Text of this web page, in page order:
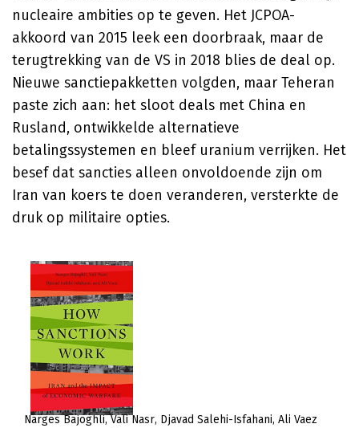
nucleaire ambities op te geven. Het JCPOA-
akkoord van 2015 leek een doorbraak, maar de
terugtrekking van de VS in 2018 blies de deal op.
Nieuwe sanctiepakketten volgden, maar Teheran
paste zich aan: het sloot deals met China en
Rusland, ontwikkelde alternatieve
betalingssystemen en bleef uranium verrijken. Het
besef dat sancties alleen onvoldoende zijn om
Iran van koers te doen veranderen, versterkte de
druk op militaire opties.
Narges Bajoghli Vali Nasr Djavad Salehi-Isfahani Ali Vaez